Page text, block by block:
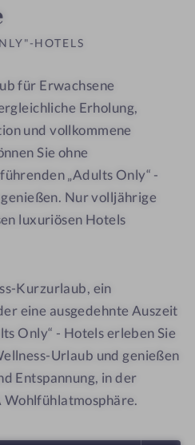
HOTELS
für Erwachsene
Erholung,
und vollkommene
Sie ohne
„Adults Only“ -
genießen. Nur volljährige
luxuriösen Hotels
Kurzurlaub, ein
eine ausgedehnte Auszeit
Only“ - Hotels erleben Sie
Urlaub und genießen
Entspannung, in der
Wohlfühlatmosphäre.